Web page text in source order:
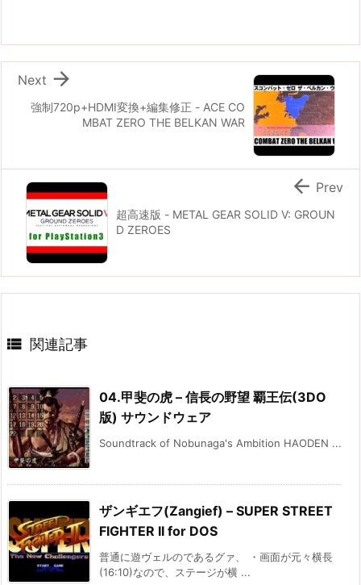
強制720p+HDMI変換+編集修正 - ACE CO
MBAT ZERO THE BELKAN WAR

Next
超高速版 - METAL GEAR SOLID V: GROUN
D ZEROES
 Prev
 関連記事
04.甲斐の虎 – 信長の野望 覇王伝(3DO
版) サウンドウェア
Soundtrack of Nobunaga's Ambition HAODEN ...
ザンギエフ(Zangief) – SUPER STREET
FIGHTER II for DOS
普通に遊ヴェルのであるグァ、 ・画面が元々横長
(16:10)なので、ステージが横 ...